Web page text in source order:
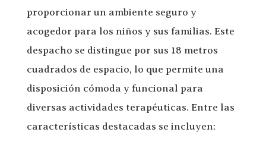
proporcionar un ambiente seguro y
acogedor para los niños y sus familias. Este
despacho se distingue por sus 18 metros
cuadrados de espacio, lo que permite una
disposición cómoda y funcional para
diversas actividades terapéuticas. Entre las
características destacadas se incluyen: